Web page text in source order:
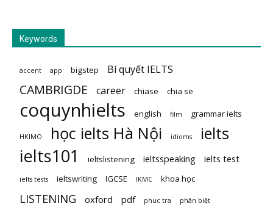
Keywords
accent app bigstep Bí quyết IELTS
CAMBRIGDE career chiase chia se
coquynhielts english film grammar ielts
HKIMO học ielts Hà Nội idioms ielts
ielts101 ieltslistening ieltsspeaking ielts test
ielts tests ieltswriting IGCSE IKMC khoa học
LISTENING oxford pdf phuc tra phân biệt